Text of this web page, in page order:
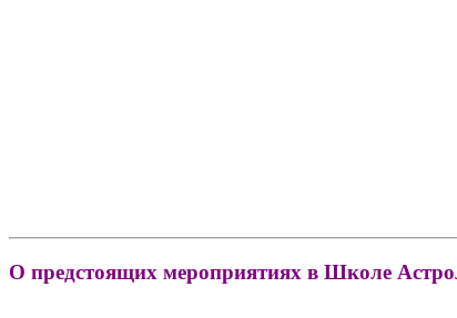
О предстоящих мероприятиях в Школе